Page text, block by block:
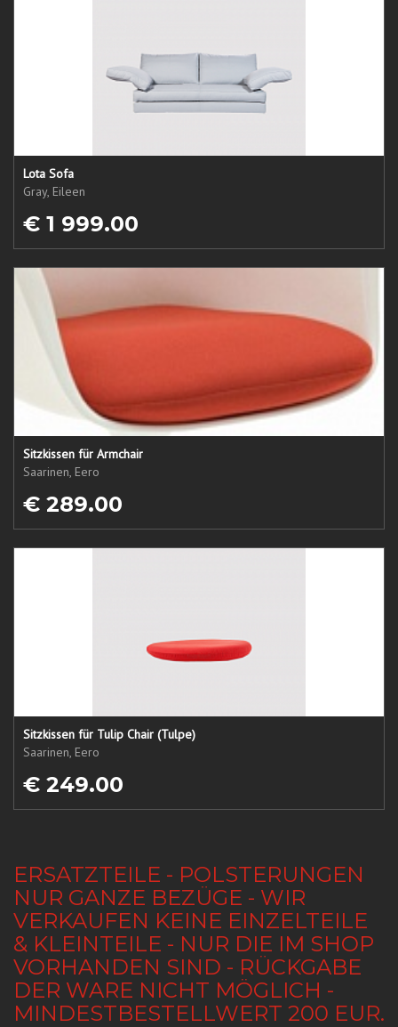
Lota Sofa
Gray, Eileen
€ 1 999.00
Sitzkissen für Armchair
Saarinen, Eero
€ 289.00
Sitzkissen für Tulip Chair (Tulpe)
Saarinen, Eero
€ 249.00
ERSATZTEILE - POLSTERUNGEN
NUR GANZE BEZÜGE - WIR
VERKAUFEN KEINE EINZELTEILE
& KLEINTEILE - NUR DIE IM SHOP
VORHANDEN SIND - RÜCKGABE
DER WARE NICHT MÖGLICH -
MINDESTBESTELLWERT 200 EUR.